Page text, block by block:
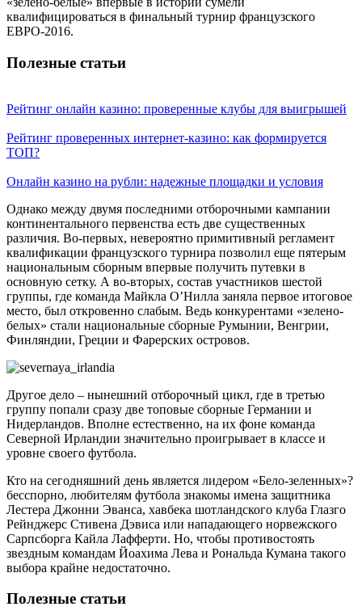
квалифицироваться в финальный турнир французского
ЕВРО-2016.
Полезные статьи
Рейтинг онлайн казино: проверенные клубы для выигрышей
Рейтинг проверенных интернет-казино: как формируется
ТОП?
Онлайн казино на рубли: надежные площадки и условия
Однако между двумя последними отборочными кампании
континентального первенства есть две существенных
различия. Во-первых, невероятно примитивный регламент
квалификации французского турнира позволил еще пятерым
национальным сборным впервые получить путевки в
основную сетку. А во-вторых, состав участников шестой
группы, где команда Майкла О’Нилла заняла первое итоговое
место, был откровенно слабым. Ведь конкурентами «зелено-
белых» стали национальные сборные Румынии, Венгрии,
Финляндии, Греции и Фарерских островов.
Другое дело – нынешний отборочный цикл, где в третью
группу попали сразу две топовые сборные Германии и
Нидерландов. Вполне естественно, на их фоне команда
Северной Ирландии значительно проигрывает в классе и
уровне своего футбола.
Кто на сегодняшний день является лидером «Бело-зеленных»?
бесспорно, любителям футбола знакомы имена защитника
Лестера Джонни Эванса, хавбека шотландского клуба Глазго
Рейнджерс Стивена Дэвиса или нападающего норвежского
Сарпсборга Кайла Лафферти. Но, чтобы противостоять
звездным командам Йоахима Лева и Рональда Кумана такого
выбора крайне недостаточно.
Полезные статьи